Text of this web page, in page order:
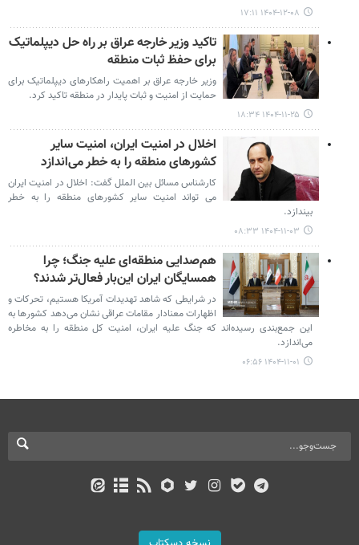
۱۴۰۴-۱۲-۰۸ ۱۷:۱۱
تاکید وزیر خارجه عراق بر راه حل دیپلماتیک
برای حفظ ثبات منطقه
وزیر خارجه عراق بر اهمیت راهکارهای دیپلماتیک برای
حمایت از امنیت و ثبات پایدار در منطقه تاکید کرد.
۱۴۰۴-۱۱-۲۵ ۱۸:۳۴
اخلال در امنیت ایران، امنیت سایر
کشورهای منطقه را به خطر می‌اندازد
کارشناس مسائل بین الملل گفت: اخلال در امنیت ایران
می تواند امنیت سایر کشورهای منطقه را به خطر
بیندازد.
۱۴۰۴-۱۱-۰۳ ۰۸:۳۳
هم‌صدایی منطقه‌ای علیه جنگ؛ چرا
همسایگان ایران این‌بار فعال‌تر شدند؟
در شرایطی که شاهد تهدیدات آمریکا هستیم، تحرکات و
اظهارات معنادار مقامات عراقی نشان می‌دهد کشورها به
این جمع‌بندی رسیده‌اند که جنگ علیه ایران، امنیت کل منطقه را به مخاطره
می‌اندازد.
۱۴۰۴-۱۱-۰۱ ۰۶:۵۶